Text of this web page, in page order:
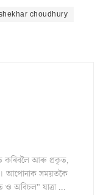
choudhury
কৰিবলৈ আৰু প্ৰকৃত,
আপোনাক সময়তকৈ
অবিচল" যাত্ৰা ...